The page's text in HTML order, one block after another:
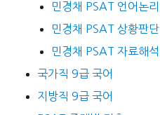
민경채 PSAT 언어논리
민경채 PSAT 상황판단
민경채 PSAT 자료해석
국가직 9급 국어
지방직 9급 국어